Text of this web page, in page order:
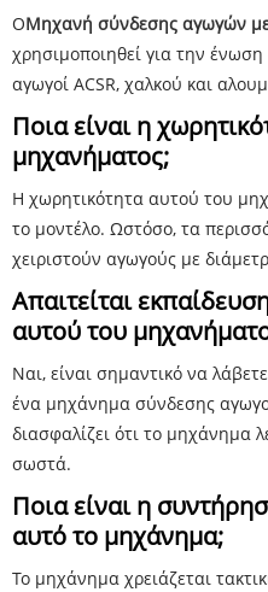
ΟΜηχανή σύνδεσης αγωγών
χρησιμοποιηθεί για την
αγωγοί ACSR, χαλκού και
Ποια είναι η
μηχανήματος;
Η χωρητικότητα αυτού του
το μοντέλο. Ωστόσο, τα
χειριστούν αγωγούς με
Απαιτείται
αυτού του
Ναι, είναι σημαντικό να
ένα μηχάνημα σύνδεσης
διασφαλίζει ότι το μηχάνημα
σωστά.
Ποια είναι η
αυτό το μηχάνημα;
Το μηχάνημα χρειάζεται